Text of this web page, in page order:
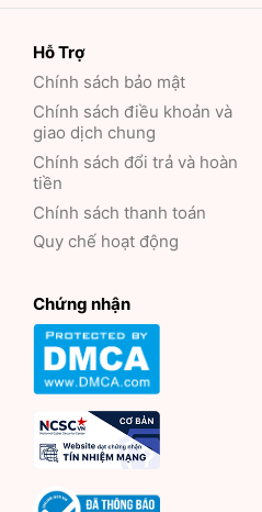
Hỗ Trợ
Chính sách bảo mật
Chính sách điều khoản và
giao dịch chung
Chính sách đổi trả và hoàn
tiền
Chính sách thanh toán
Quy chế hoạt động
Chứng nhận